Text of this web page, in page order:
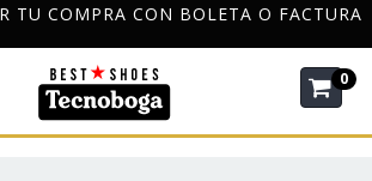
GRATIS A TODO CHILE POR
0